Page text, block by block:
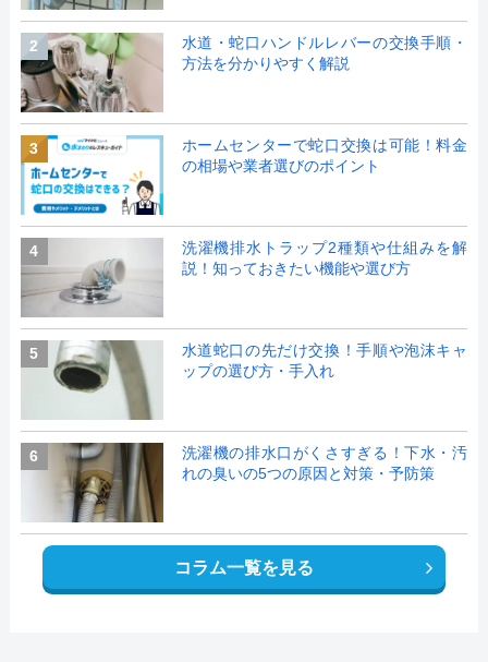
2
水道・蛇口ハンドルレバーの交換手順・
方法を分かりやすく解説
3
ホームセンターで蛇口交換は可能！料金
の相場や業者選びのポイント
4
洗濯機排水トラップ2種類や仕組みを解
説！知っておきたい機能や選び方
5
水道蛇口の先だけ交換！手順や泡沫キャ
ップの選び方・手入れ
6
洗濯機の排水口がくさすぎる！下水・汚
れの臭いの5つの原因と対策・予防策
コラム一覧を見る